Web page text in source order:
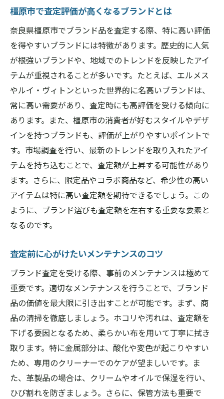
橿原市で査定評価が高くなるブランドとは
奈良県橿原市でブランド品を査定する際、特に高い評価
を得やすいブランドには特徴があります。歴史的に人気
が根強いブランドや、地域でのトレンドを反映したアイ
テムが重視されることが多いです。たとえば、エルメス
やルイ・ヴィトンといった世界的に名高いブランドは、
常に高い需要があり、査定時にも高評価を受ける傾向に
あります。また、橿原市の消費者が好むスタイルやデザ
インを持つブランドも、評価が上がりやすいポイントで
す。市場調査を行い、最新のトレンドを取り入れたアイ
テムを持ち込むことで、査定額が上昇する可能性があり
ます。さらに、限定品やコラボ商品など、希少性の高い
アイテムは特に高い査定額を期待できるでしょう。この
ように、ブランド選びも査定額を左右する重要な要素と
なるのです。
査定前に心がけたいメンテナンスのコツ
ブランド査定を受ける際、事前のメンテナンスは極めて
重要です。適切なメンテナンスを行うことで、ブランド
品の価値を最大限に引き出すことが可能です。まず、商
品の清掃を徹底しましょう。ホコリや汚れは、査定額を
下げる要因となるため、柔らかい布を用いて丁寧に拭き
取ります。特に金属部分は、酸化や変色が起こりやすい
ため、専用のクリーナーでのケアが望ましいです。ま
た、革製品の場合は、クリームやオイルで保湿を行い、
ひび割れを防ぎましょう。さらに、保管方法も重要で